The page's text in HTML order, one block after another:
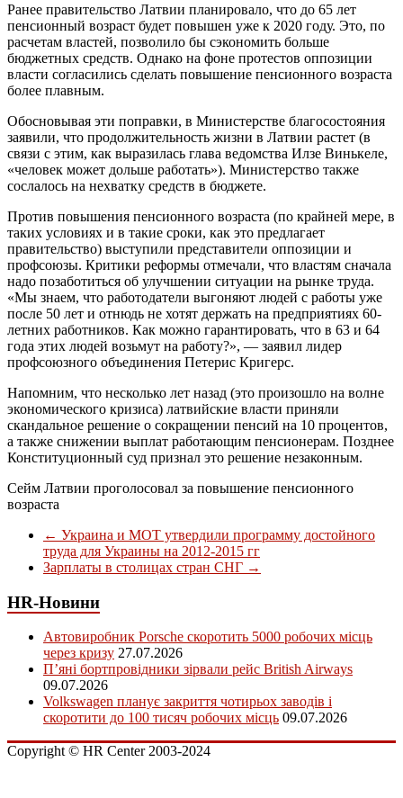
Ранее правительство Латвии планировало, что до 65 лет
пенсионный возраст будет повышен уже к 2020 году. Это, по
расчетам властей, позволило бы сэкономить больше
бюджетных средств. Однако на фоне протестов оппозиции
власти согласились сделать повышение пенсионного возраста
более плавным.
Обосновывая эти поправки, в Министерстве благосостояния
заявили, что продолжительность жизни в Латвии растет (в
связи с этим, как выразилась глава ведомства Илзе Винькеле,
«человек может дольше работать»). Министерство также
сослалось на нехватку средств в бюджете.
Против повышения пенсионного возраста (по крайней мере, в
таких условиях и в такие сроки, как это предлагает
правительство) выступили представители оппозиции и
профсоюзы. Критики реформы отмечали, что властям сначала
надо позаботиться об улучшении ситуации на рынке труда.
«Мы знаем, что работодатели выгоняют людей с работы уже
после 50 лет и отнюдь не хотят держать на предприятиях 60-
летних работников. Как можно гарантировать, что в 63 и 64
года этих людей возьмут на работу?», — заявил лидер
профсоюзного объединения Петерис Кригерс.
Напомним, что несколько лет назад (это произошло на волне
экономического кризиса) латвийские власти приняли
скандальное решение о сокращении пенсий на 10 процентов,
а также снижении выплат работающим пенсионерам. Позднее
Конституционный суд признал это решение незаконным.
Сейм Латвии проголосовал за повышение пенсионного
возраста
← Украина и МОТ утвердили программу достойного
труда для Украины на 2012-2015 гг
Зарплаты в столицах стран СНГ →
HR-Новини
Автовиробник Porsche скоротить 5000 робочих місць
через кризу 27.07.2026
П’яні бортпровідники зірвали рейс British Airways
09.07.2026
Volkswagen планує закриття чотирьох заводів і
скоротити до 100 тисяч робочих місць 09.07.2026
Copyright © HR Center 2003-2024